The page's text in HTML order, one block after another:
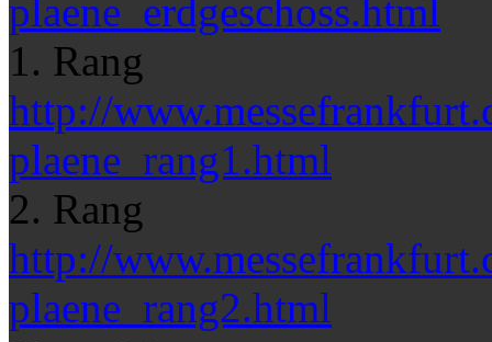
plaene_erdgeschoss.html
1. Rang
http://
plaene_rang1.html
2. Rang
http://
plaene_rang2.html